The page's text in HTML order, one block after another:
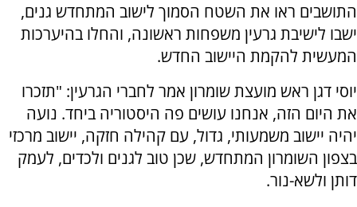
התושבים ראו את השטח הסמוך לישוב המתחדש גנים,
ישבו לישיבת גרעין משפחות ראשונה, והחלו בהיערכות
המעשית להקמת היישוב החדש.
יוסי דגן ראש מועצת שומרון אמר לחברי הגרעין: "תזכרו
את היום הזה, אנחנו עושים פה היסטוריה ביחד. נועה
יהיה יישוב משמעותי, גדול, עם קהילה חזקה, יישוב מרכזי
בצפון השומרון המתחדש, שכן טוב לגנים ולכדים, לעמק
דותן ולשא-נור.